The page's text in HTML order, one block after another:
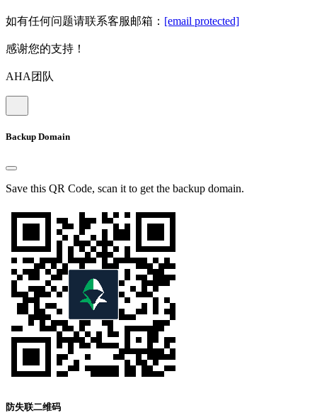
如有任何问题请联系客服邮箱： [email protected]
感谢您的支持！
AHA团队
Backup Domain
Save this QR Code, scan it to get the backup domain.
防失联二维码